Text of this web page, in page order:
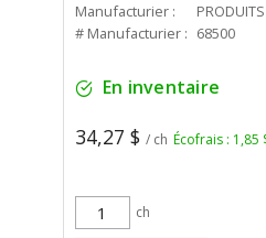
Manufacturier :
# Manufacturier : 68500
En inventaire
34,27 $ / ch Écofrais : 1,85
ch